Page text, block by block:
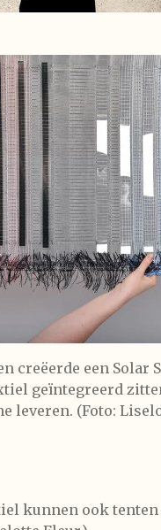
creëerde een Solar
geïntegreerd
leveren. (Foto:
kunnen ook